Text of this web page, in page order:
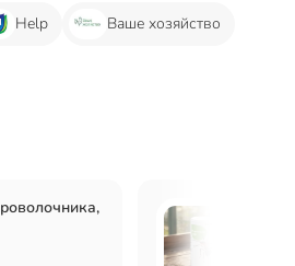
Help Ваше хозяйство